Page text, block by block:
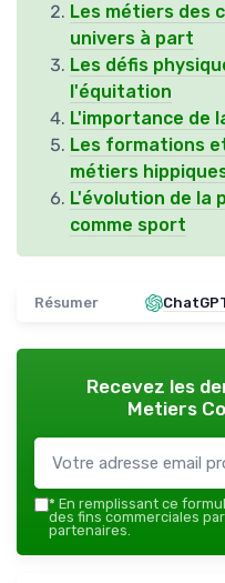
Les métiers des
univers à part
Les défis
l'équitation
L'importance de
Les formations
métiers
L'évolution de la
comme sport
Résumer
Recevez les
Metiers
* En remplissant ce
des fins commerciales
partenaires.